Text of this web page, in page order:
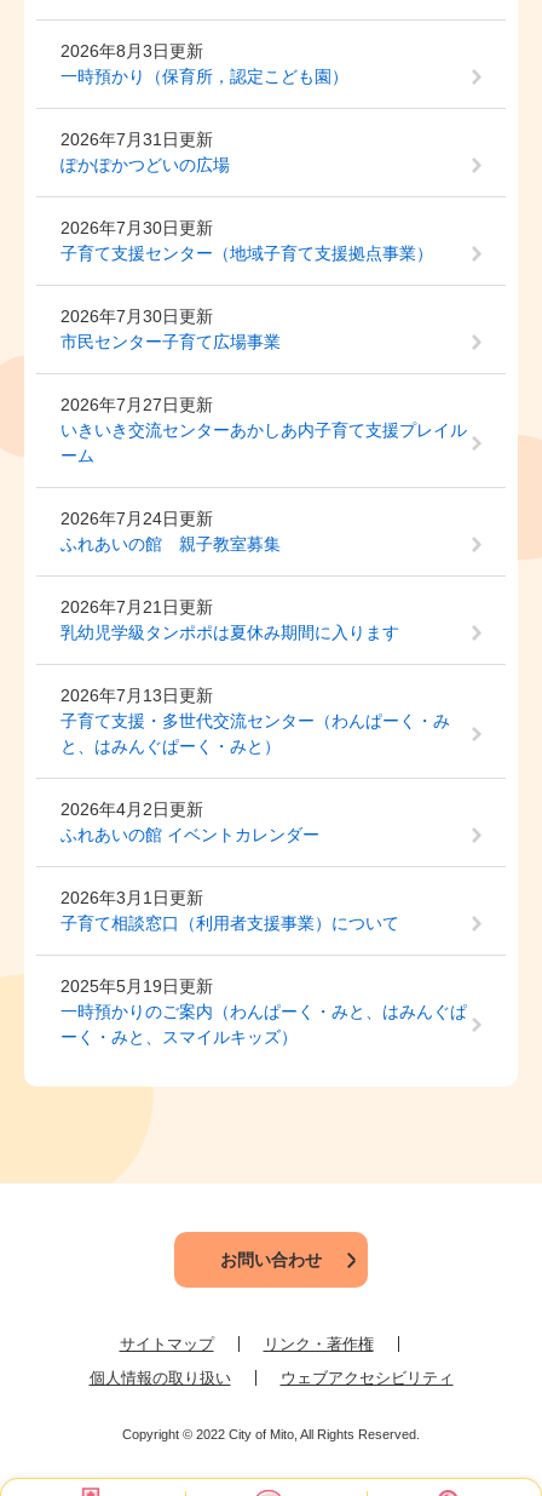
2026年8月3日更新
一時預かり（保育所，認定こども園）
2026年7月31日更新
ぽかぽかつどいの広場
2026年7月30日更新
子育て支援センター（地域子育て支援拠点事業）
2026年7月30日更新
市民センター子育て広場事業
2026年7月27日更新
いきいき交流センターあかしあ内子育て支援プレイル
ーム
2026年7月24日更新
ふれあいの館 親子教室募集
2026年7月21日更新
乳幼児学級タンポポは夏休み期間に入ります
2026年7月13日更新
子育て支援・多世代交流センター（わんぱーく・み
と、はみんぐぱーく・みと）
2026年4月2日更新
ふれあいの館 イベントカレンダー
2026年3月1日更新
子育て相談窓口（利用者支援事業）について
2025年5月19日更新
一時預かりのご案内（わんぱーく・みと、はみんぐぱ
ーく・みと、スマイルキッズ）
お問い合わせ
サイトマップ
リンク・著作権
個人情報の取り扱い
ウェブアクセシビリティ
Copyright © 2022 City of Mito, All Rights Reserved.